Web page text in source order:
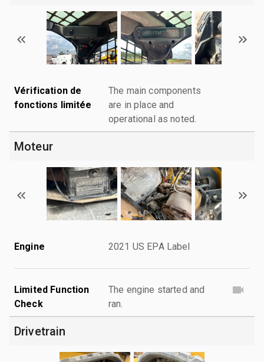
Vérification de
fonctions limitée
The main components
are in place and
operational as noted.
Moteur
Engine 2021 US EPA Label
Limited Function
Check
The engine started and
ran.
Drivetrain